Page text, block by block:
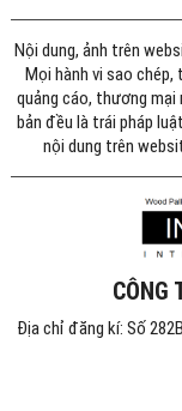
Nội dung, ảnh trên
Mọi hành vi sao
quảng cáo, thương
bản đều là trái pháp
nội dung trên
CÔNG
Địa chỉ đăng kí: Số